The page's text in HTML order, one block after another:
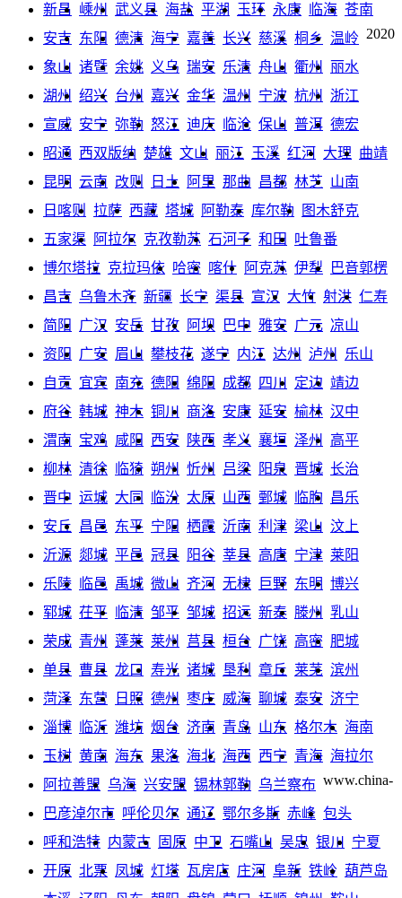
新昌 嵊州 武义县 海盐 平湖 玉环 永康 临海 苍南
安吉 东阳 德清 海宁 嘉善 长兴 慈溪 桐乡 温岭
象山 诸暨 余姚 义乌 瑞安 乐清 舟山 衢州
丽水
湖州
绍兴 台州 嘉兴 金华 温州 宁波 杭州
浙江
宣威 安宁 弥勒 怒江 迪庆 临沧 保山 普洱 德宏
昭通 西双版纳 楚雄 文山 丽江 玉溪 红河 大理 曲靖
昆明 云南 改则 日土 阿里 那曲 昌都 林芝 山南
日喀则
拉萨 西藏 塔城 阿勒泰 库尔勒
图木舒克
五家渠
阿拉尔 克孜勒苏 石河子 和田
吐鲁番
博尔塔拉 克拉玛依 哈密 喀什 阿克苏 伊犁
巴音郭楞
昌吉 乌鲁木齐 新疆 长宁 渠县 宣汉 大竹 射洪 仁寿
简阳
广汉 安岳 甘孜 阿坝 巴中 雅安 广元 凉山
资阳
广安 眉山 攀枝花 遂宁 内江 达州 泸州
乐山
自贡 宜宾 南充 德阳 绵阳 成都 四川 定边 靖边
府谷 韩城 神木 铜川 商洛 安康 延安 榆林 汉中
渭南 宝鸡 咸阳 西安 陕西 孝义 襄垣 泽州
高平
柳林 清徐 临猗 朔州 忻州 吕梁 阳泉 晋城 长治
晋中 运城 大同 临汾 太原 山西 鄄城 临朐 昌乐
安丘 昌邑 东平 宁阳 栖霞 沂南 利津 梁山 汶上
沂源 郯城 平邑 冠县 阳谷 莘县 高唐 宁津 莱阳
乐陵
临邑 禹城 微山 齐河 无棣 巨野 东明 博兴
郓城 茌平 临清 邹平 邹城 招远 新泰 滕州
乳山
荣成 青州 蓬莱 莱州 莒县 桓台 广饶 高密 肥城
单县 曹县 龙口 寿光 诸城 垦利 章丘 莱芜 滨州
菏泽 东营 日照 德州 枣庄 威海 聊城 泰安 济宁
淄博
临沂 潍坊 烟台 济南 青岛 山东 格尔木 海南
玉树 黄南 海东 果洛 海北 海西 西宁 青海 海拉尔
阿拉善盟 乌海 兴安盟 锡林郭勒 乌兰察布
巴彦淖尔市 呼伦贝尔 通辽 鄂尔多斯 赤峰 包头
呼和浩特 内蒙古 固原 中卫 石嘴山 吴忠 银川
宁夏
开原 北票 凤城 灯塔 瓦房店 庄河 阜新 铁岭 葫芦岛
2020
www.china-